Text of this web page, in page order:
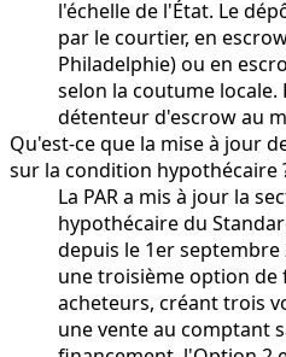
l'échelle de l'État. Le
par le courtier, en
Philadelphie) ou en
selon la coutume locale.
détenteur d'escrow au
Qu'est-ce que la mise à jour
sur la condition hypothécaire
La PAR a mis à jour la
hypothécaire du
depuis le 1er septembre
une troisième option de
acheteurs, créant trois
une vente au comptant